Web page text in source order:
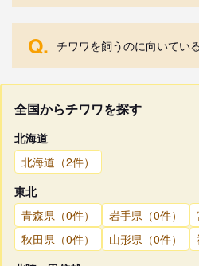
Q. チワワを飼うのに向いてい
全国からチワワを探す
北海道
北海道（2件）
東北
青森県（0件）
岩手県（0件）
秋田県（0件）
山形県（0件）